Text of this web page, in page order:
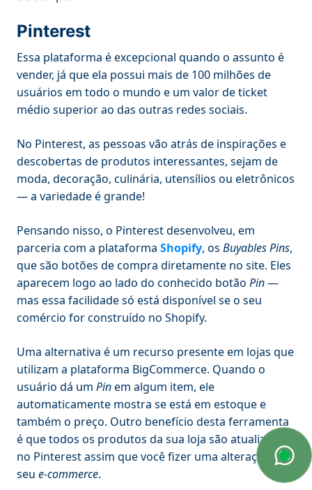
Pinterest
Essa plataforma é excepcional quando o assunto é
vender, já que ela possui mais de 100 milhões de
usuários em todo o mundo e um valor de ticket
médio superior ao das outras redes sociais.
No Pinterest, as pessoas vão atrás de inspirações e
descobertas de produtos interessantes, sejam de
moda, decoração, culinária, utensílios ou eletrônicos
— a variedade é grande!
Pensando nisso, o Pinterest desenvolveu, em
parceria com a plataforma Shopify, os Buyables Pins,
que são botões de compra diretamente no site. Eles
aparecem logo ao lado do conhecido botão Pin—
mas essa facilidade só está disponível se o seu
comércio for construído no Shopify.
Uma alternativa é um recurso presente em lojas que
utilizam a plataforma BigCommerce. Quando o
usuário dá um Pinem algum item, ele
automaticamente mostra se está em estoque e
também o preço. Outro benefício desta ferramenta
é que todos os produtos da sua loja são atualizados
no Pinterest assim que você fizer uma alteração no
seu e-commerce.